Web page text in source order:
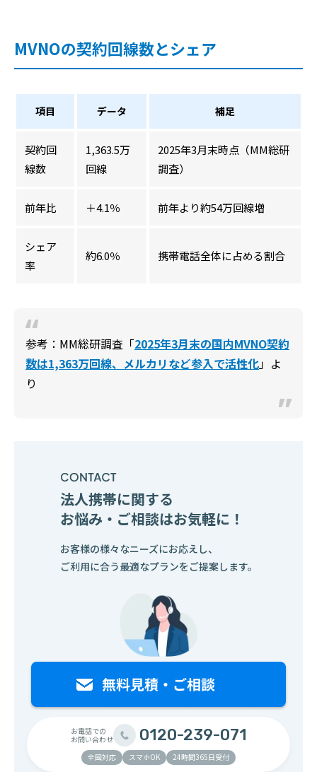
MVNOの契約回線数とシェア
項目 データ 補足
契約回
線数
1,363.5万
回線
2025年3月末時点（MM総研
調査）
前年比 ＋4.1％ 前年より約54万回線増
シェア
率
約6.0％ 携帯電話全体に占める割合
参考：MM総研調査「2025年3月末の国内MVNO契約
数は1,363万回線、メルカリなど参入で活性化」よ
り
法人携帯に関する
お悩み・ご相談はお気軽に！
お客様の様々なニーズにお応えし、
ご利用に合う最適なプランをご提案します。
お電話での
お問い合わせ
0120-239-071
全国対応 スマホOK 24時間365日受付